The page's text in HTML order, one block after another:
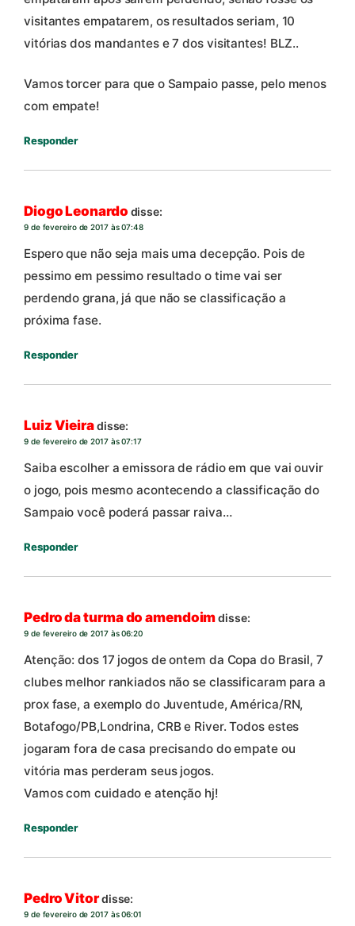
visitantes empatarem, os resultados seriam, 10
vitórias dos mandantes e 7 dos visitantes! BLZ..
Vamos torcer para que o Sampaio passe, pelo menos
com empate!
Responder
Diogo Leonardo disse:
9 de fevereiro de 2017 às 07:48
Espero que não seja mais uma decepção. Pois de
pessimo em pessimo resultado o time vai ser
perdendo grana, já que não se classificação a
próxima fase.
Responder
Luiz Vieiradisse:
9 de fevereiro de 2017 às 07:17
Saiba escolher a emissora de rádio em que vai ouvir
o jogo, pois mesmo acontecendo a classificação do
Sampaio você poderá passar raiva…
Responder
Pedro da turma do amendoimdisse:
9 de fevereiro de 2017 às 06:20
Atenção: dos 17 jogos de ontem da Copa do Brasil, 7
clubes melhor rankiados não se classificaram para a
prox fase, a exemplo do Juventude, América/RN,
Botafogo/PB,Londrina, CRB e River. Todos estes
jogaram fora de casa precisando do empate ou
vitória mas perderam seus jogos.
Vamos com cuidado e atenção hj!
Responder
Pedro Vitordisse:
9 de fevereiro de 2017 às 06:01